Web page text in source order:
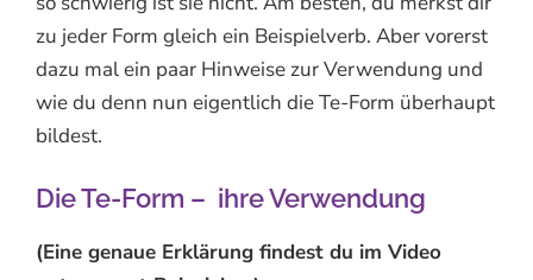
zu jeder Form gleich ein Beispielverb. Aber vorerst
dazu mal ein paar Hinweise zur Verwendung und
wie du denn nun eigentlich die Te-Form überhaupt
bildest.
Die Te-Form – ihre Verwendung
(Eine genaue Erklärung findest du im Video